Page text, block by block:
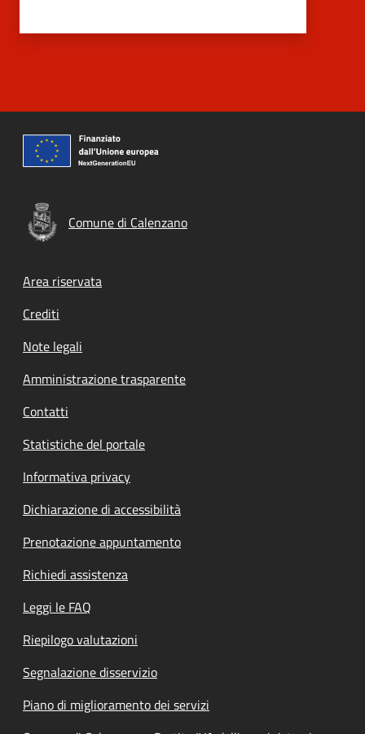
Comune di Calenzano
Footer menu
Area riservata
Crediti
Note legali
Amministrazione trasparente
Contatti
Statistiche del portale
Informativa privacy
Dichiarazione di accessibilità
Prenotazione appuntamento
Richiedi assistenza
Leggi le FAQ
Riepilogo valutazioni
Segnalazione disservizio
Piano di miglioramento dei servizi